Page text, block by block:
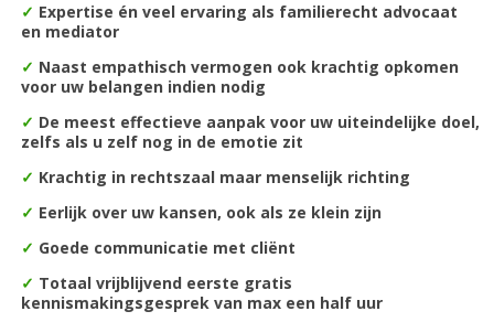
✓ Expertise én veel ervaring als familierecht advocaat
en mediator
✓ Naast empathisch vermogen ook krachtig opkomen
voor uw belangen indien nodig
✓ De meest effectieve aanpak voor uw uiteindelijke doel,
zelfs als u zelf nog in de emotie zit
✓ Krachtig in rechtszaal maar menselijk richting
✓ Eerlijk over uw kansen, ook als ze klein zijn
✓ Goede communicatie met cliënt
✓ Totaal vrijblijvend eerste gratis
kennismakingsgesprek van max een half uur